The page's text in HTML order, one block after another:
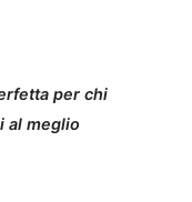
per chi
al meglio